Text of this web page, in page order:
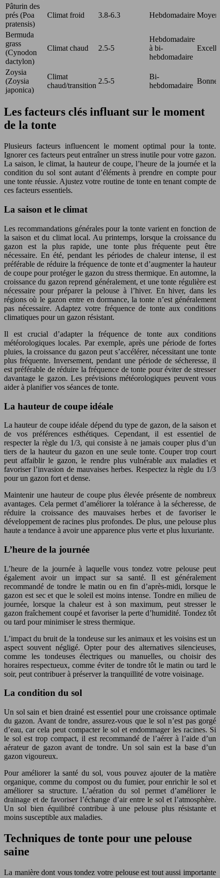
Pâturin des
prés (Poa
pratensis)
Climat froid 3.8-6.3 Hebdomadaire
Bermuda
grass
(Cynodon
dactylon)
Climat chaud 2.5-5
Hebdomadaire
à bi-
hebdomadaire
Zoysia
(Zoysia
japonica)
Climat
chaud/transition
2.5-5
Bi-
hebdomadaire
Bonne
Les facteurs clés influant sur le moment
de la tonte
Plusieurs facteurs influencent le moment optimal pour la tonte.
Ignorer ces facteurs peut entraîner un stress inutile pour votre gazon.
La saison, le climat, la hauteur de coupe, l’heure de la journée et la
condition du sol sont autant d’éléments à prendre en compte pour
une tonte réussie. Ajustez votre routine de tonte en tenant compte de
ces facteurs essentiels.
La saison et le climat
Les recommandations générales pour la tonte varient en fonction de
la saison et du climat local. Au printemps, lorsque la croissance du
gazon est la plus rapide, une tonte plus fréquente peut être
nécessaire. En été, pendant les périodes de chaleur intense, il est
préférable de réduire la fréquence de tonte et d’augmenter la hauteur
de coupe pour protéger le gazon du stress thermique. En automne, la
croissance du gazon reprend généralement, et une tonte régulière est
nécessaire pour préparer la pelouse à l’hiver. En hiver, dans les
régions où le gazon entre en dormance, la tonte n’est généralement
pas nécessaire. Adaptez votre fréquence de tonte aux conditions
climatiques pour un gazon résistant.
Il est crucial d’adapter la fréquence de tonte aux conditions
météorologiques locales. Par exemple, après une période de fortes
pluies, la croissance du gazon peut s’accélérer, nécessitant une tonte
plus fréquente. Inversement, pendant une période de sécheresse, il
est préférable de réduire la fréquence de tonte pour éviter de stresser
davantage le gazon. Les prévisions météorologiques peuvent vous
aider à planifier vos séances de tonte.
La hauteur de coupe idéale
La hauteur de coupe idéale dépend du type de gazon, de la saison et
de vos préférences esthétiques. Cependant, il est essentiel de
respecter la règle du 1/3, qui consiste à ne jamais couper plus d’un
tiers de la hauteur du gazon en une seule tonte. Couper trop court
peut affaiblir le gazon, le rendre plus vulnérable aux maladies et
favoriser l’invasion de mauvaises herbes. Respectez la règle du 1/3
pour un gazon fort et dense.
Maintenir une hauteur de coupe plus élevée présente de nombreux
avantages. Cela permet d’améliorer la tolérance à la sécheresse, de
réduire la croissance des mauvaises herbes et de favoriser le
développement de racines plus profondes. De plus, une pelouse plus
haute a tendance à avoir une apparence plus verte et plus luxuriante.
L’heure de la journée
L’heure de la journée à laquelle vous tondez votre pelouse peut
également avoir un impact sur sa santé. Il est généralement
recommandé de tondre le matin ou en fin d’après-midi, lorsque le
gazon est sec et que le soleil est moins intense. Tondre en milieu de
journée, lorsque la chaleur est à son maximum, peut stresser le
gazon fraîchement coupé et favoriser la perte d’humidité. Tondez tôt
ou tard pour minimiser le stress thermique.
L’impact du bruit de la tondeuse sur les animaux et les voisins est un
aspect souvent négligé. Opter pour des alternatives silencieuses,
comme les tondeuses électriques ou manuelles, ou choisir des
horaires respectueux, comme éviter de tondre tôt le matin ou tard le
soir, peut contribuer à préserver la tranquillité de votre voisinage.
La condition du sol
Un sol sain et bien drainé est essentiel pour une croissance optimale
du gazon. Avant de tondre, assurez-vous que le sol n’est pas gorgé
d’eau, car cela peut compacter le sol et endommager les racines. Si
le sol est trop compact, il est recommandé de l’aérer à l’aide d’un
aérateur de gazon avant de tondre. Un sol sain est la base d’un
gazon vigoureux.
Pour améliorer la santé du sol, vous pouvez ajouter de la matière
organique, comme du compost ou du fumier, pour enrichir le sol et
améliorer sa structure. L’aération du sol permet d’améliorer le
drainage et de favoriser l’échange d’air entre le sol et l’atmosphère.
Un sol bien équilibré contribue à une pelouse plus résistante et
moins susceptible aux maladies.
Techniques de tonte pour une pelouse
saine
La manière dont vous tondez votre pelouse est tout aussi importante